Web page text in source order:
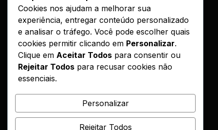
Cursos
Como Funciona
Contato
Politica de Entrega
LEGAL
DMCA
Cookies nos ajudam a melhorar sua
experiência, entregar conteúdo personalizado
e analisar o tráfego. Você pode escolher quais
cookies permitir clicando em Personalizar.
Clique em Aceitar Todos para consentir ou
Rejeitar Todos para recusar cookies não
essenciais.
Personalizar
Rejeitar Todos